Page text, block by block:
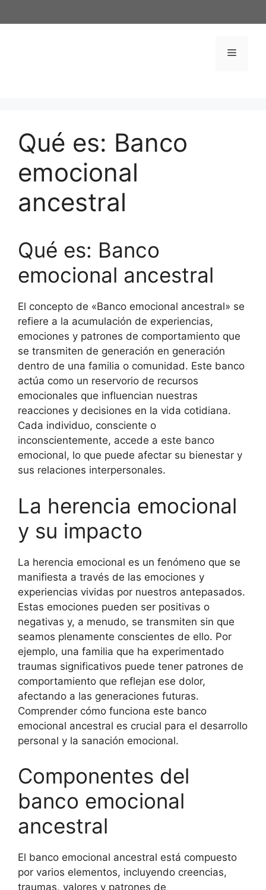
al
Menú
Qué es: Banco
emocional
ancestral
Qué es: Banco
emocional ancestral
El concepto de «Banco emocional ancestral» se
refiere a la acumulación de experiencias,
emociones y patrones de comportamiento que
se transmiten de generación en generación
dentro de una familia o comunidad. Este banco
actúa como un reservorio de recursos
emocionales que influencian nuestras
reacciones y decisiones en la vida cotidiana.
Cada individuo, consciente o
inconscientemente, accede a este banco
emocional, lo que puede afectar su bienestar y
sus relaciones interpersonales.
La herencia emocional
y su impacto
La herencia emocional es un fenómeno que se
manifiesta a través de las emociones y
experiencias vividas por nuestros antepasados.
Estas emociones pueden ser positivas o
negativas y, a menudo, se transmiten sin que
seamos plenamente conscientes de ello. Por
ejemplo, una familia que ha experimentado
traumas significativos puede tener patrones de
comportamiento que reflejan ese dolor,
afectando a las generaciones futuras.
Comprender cómo funciona este banco
emocional ancestral es crucial para el desarrollo
personal y la sanación emocional.
Componentes del
banco emocional
ancestral
El banco emocional ancestral está compuesto
por varios elementos, incluyendo creencias,
traumas, valores y patrones de